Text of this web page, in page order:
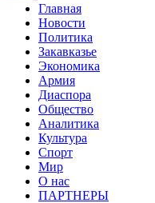
Главная
Новости
Политика
Закавказье
Экономика
Армия
Диаспора
Общество
Аналитика
Культура
Спорт
Мир
О нас
ПАРТНЕРЫ